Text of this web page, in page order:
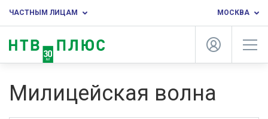
ЧАСТНЫМ ЛИЦАМ МОСКВА
Милицейская волна